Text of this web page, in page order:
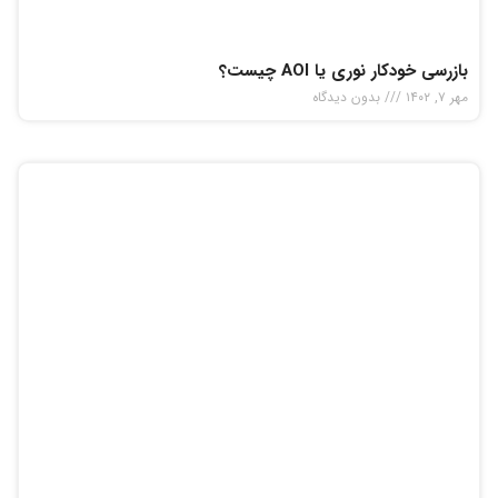
بازرسی خودکار نوری یا AOI چیست؟
مهر ۷, ۱۴۰۲ بدون دیدگاه